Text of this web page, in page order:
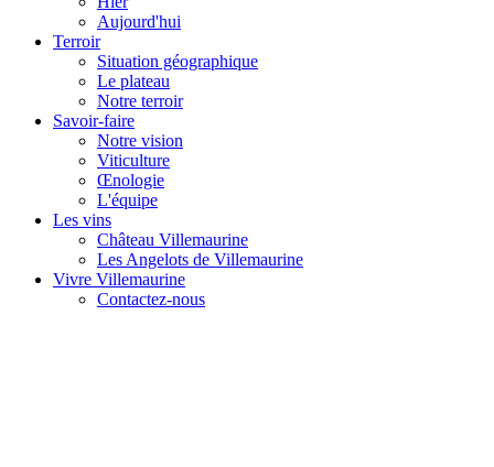
Aujourd'hui
Terroir
Situation géographique
Le plateau
Notre terroir
Savoir-faire
Notre vision
Viticulture
Œnologie
L'équipe
Les vins
Château Villemaurine
Les Angelots de Villemaurine
Vivre Villemaurine
Contactez-nous